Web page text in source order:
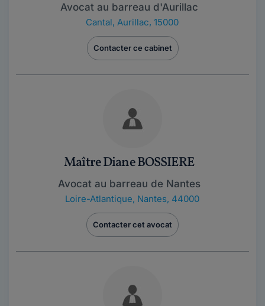
Avocat au barreau d'Aurillac
Cantal, Aurillac, 15000
Contacter ce cabinet
Maître Diane BOSSIERE
Avocat au barreau de Nantes
Loire-Atlantique, Nantes, 44000
Contacter cet avocat